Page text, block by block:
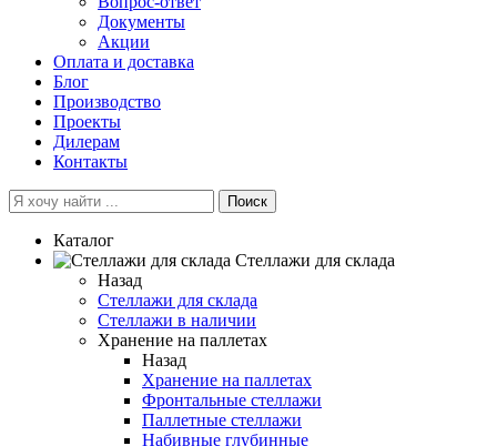
Документы
Акции
Оплата и доставка
Блог
Производство
Проекты
Дилерам
Контакты
Поиск
Каталог
Cтеллажи для склада
Назад
Cтеллажи для склада
Стеллажи в наличии
Хранение на паллетах
Назад
Хранение на паллетах
Фронтальные стеллажи
Паллетные стеллажи
Набивные глубинные